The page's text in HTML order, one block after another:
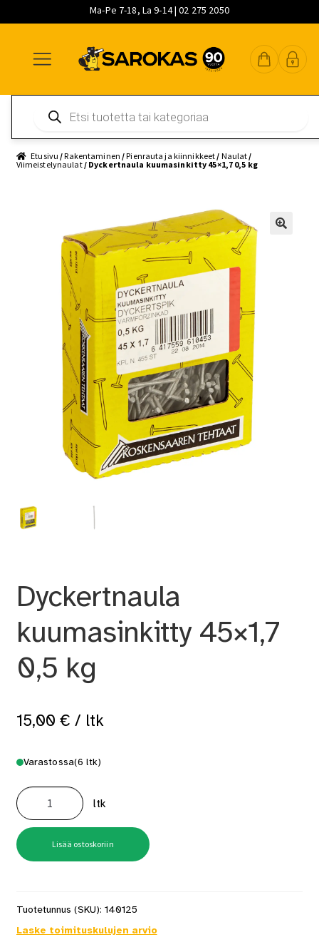
Ma-Pe 7-18, La 9-14 | 02 275 2050
navigointiin
sisältöön
pääsisältöön
search
Etusivu /Rakentaminen /Pienrauta ja kiinnikkeet / Naulat /
Viimeistelynaulat/ Dyckertnaula kuumasinkitty 45×1,7 0,5 kg
Dyckertnaula
kuumasinkitty 45×1,7
0,5 kg
15,00 € / ltk
Varastossa(6 ltk)
Dyckertnaula
kuumasinkitty
45x1,7
0,5
kg
määrä
ltk
Lisää ostoskoriin
Tuotetunnus (SKU): 140125
Laske toimituskulujen arvio